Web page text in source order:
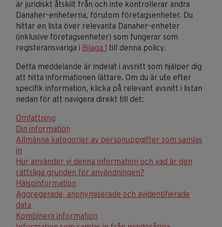
är juridiskt åtskilt från och inte kontrollerar andra
Danaher-enheterna, förutom företagsenheter. Du
hittar en lista över relevanta Danaher-enheter
(inklusive företagsenheter) som fungerar som
registeransvariga i Bilaga 1 till denna policy.
Detta meddelande är indelat i avsnitt som hjälper dig
att hitta informationen lättare. Om du är ute efter
specifik information, klicka på relevant avsnitt i listan
nedan för att navigera direkt till det:
Omfattning
Din information
Allmänna kategorier av personuppgifter som samlas
in
Hur använder vi denna information och vad är den
rättsliga grunden för användningen?
Hälsoinformation
Aggregerade, anonymiserade och avidentifierade
data
Kombinera information